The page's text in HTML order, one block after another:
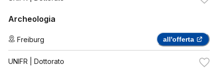
Archeologia
Freiburg all'offerta
UNIFR | Dottorato